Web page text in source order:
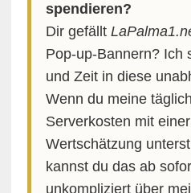
spendieren?
Dir gefällt
Pop-up-Bannern? Ich
und Zeit in diese
Wenn du meine
Serverkosten mit
Wertschätzung
kannst du das ab
unkompliziert über